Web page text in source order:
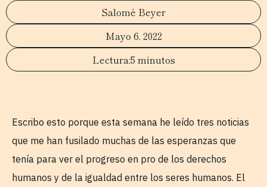
Salomé Beyer
Mayo 6, 2022
5 minutos
Escribo esto porque esta semana he leído tres noticias
que me han fusilado muchas de las esperanzas que
tenía para ver el progreso en pro de los derechos
humanos y de la igualdad entre los seres humanos. El